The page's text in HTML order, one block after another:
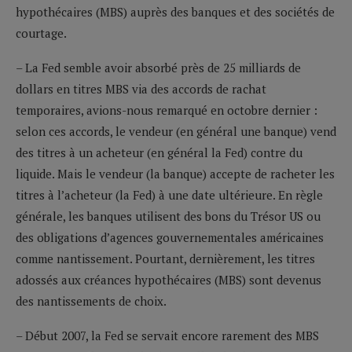
hypothécaires (MBS) auprès des banques et des sociétés de
courtage.
– La Fed semble avoir absorbé près de 25 milliards de
dollars en titres MBS via des accords de rachat
temporaires, avions-nous remarqué en octobre dernier :
selon ces accords, le vendeur (en général une banque) vend
des titres à un acheteur (en général la Fed) contre du
liquide. Mais le vendeur (la banque) accepte de racheter les
titres à l’acheteur (la Fed) à une date ultérieure. En règle
générale, les banques utilisent des bons du Trésor US ou
des obligations d’agences gouvernementales américaines
comme nantissement. Pourtant, dernièrement, les titres
adossés aux créances hypothécaires (MBS) sont devenus
des nantissements de choix.
– Début 2007, la Fed se servait encore rarement des MBS